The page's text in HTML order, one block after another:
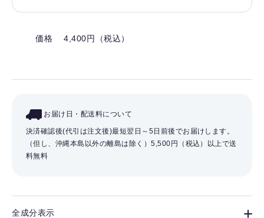
価格 4,400円（税込）
お届け日・配送料について
決済確認後(代引は注文後)最短翌日～5日前後でお届けします。
（但し、沖縄本島以外の離島は除く）5,500円（税込）以上で送
料無料
全成分表示